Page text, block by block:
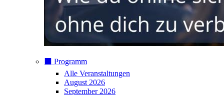
⬛️ Programm
Alle Veranstaltungen
August 2026
September 2026